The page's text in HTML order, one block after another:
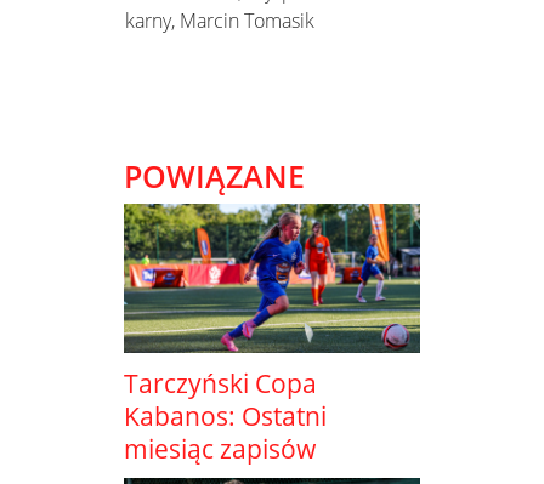
karny, Marcin Tomasik
POWIĄZANE
Tarczyński Copa
Kabanos: Ostatni
miesiąc zapisów